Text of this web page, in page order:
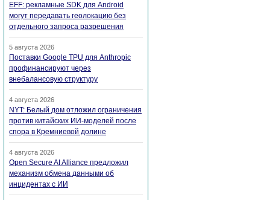
EFF: рекламные SDK для Android
могут передавать геолокацию без
отдельного запроса разрешения
5 августа 2026
Поставки Google TPU для Anthropic
профинансируют через
внебалансовую структуру
4 августа 2026
NYT: Белый дом отложил ограничения
против китайских ИИ-моделей после
спора в Кремниевой долине
4 августа 2026
Open Secure AI Alliance предложил
механизм обмена данными об
инцидентах с ИИ